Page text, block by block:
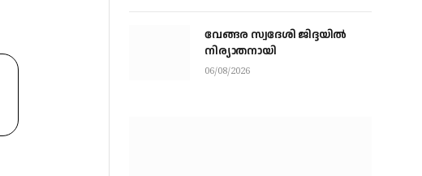
വേങ്ങര സ്വദേശി ജിദ്ദയിൽ
നിര്യാതനായി
06/08/2026